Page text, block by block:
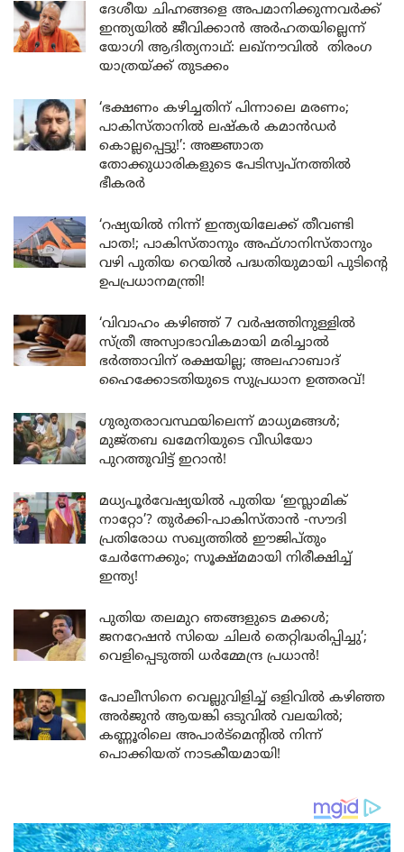
ദേശീയ ചിഹ്നങ്ങളെ അപമാനിക്കുന്നവർക്ക്
ഇന്ത്യയിൽ ജീവിക്കാൻ അർഹതയില്ലെന്ന്
യോഗി ആദിത്യനാഥ്: ലഖ്‌നൗവിൽ തിരംഗ
യാത്രയ്ക്ക് തുടക്കം
‘ഭക്ഷണം കഴിച്ചതിന് പിന്നാലെ മരണം;
പാകിസ്താനിൽ ലഷ്കർ കമാൻഡർ
കൊല്ലപ്പെട്ടു!’: അജ്ഞാത
തോക്കുധാരികളുടെ പേടിസ്വപ്നത്തിൽ
ഭീകരർ
‘റഷ്യയിൽ നിന്ന് ഇന്ത്യയിലേക്ക് തീവണ്ടി
പാത!; പാകിസ്താനും അഫ്ഗാനിസ്താനും
വഴി പുതിയ റെയിൽ പദ്ധതിയുമായി പുടിന്റെ
ഉപപ്രധാനമന്ത്രി!
‘വിവാഹം കഴിഞ്ഞ് 7 വർഷത്തിനുള്ളിൽ
സ്ത്രീ അസ്വാഭാവികമായി മരിച്ചാൽ
ഭർത്താവിന് രക്ഷയില്ല; അലഹാബാദ്
ഹൈക്കോടതിയുടെ സുപ്രധാന ഉത്തരവ്!
ഗുരുതരാവസ്ഥയിലെന്ന് മാധ്യമങ്ങൾ;
മുജ്തബ ഖമേനിയുടെ വീഡിയോ
പുറത്തുവിട്ട് ഇറാൻ!
മധ്യപൂർവേഷ്യയിൽ പുതിയ ‘ഇസ്ലാമിക്
നാറ്റോ’? തുർക്കി-പാകിസ്താൻ -സൗദി
പ്രതിരോധ സഖ്യത്തിൽ ഈജിപ്തും
ചേർന്നേക്കും; സൂക്ഷ്മമായി നിരീക്ഷിച്ച്
ഇന്ത്യ!
പുതിയ തലമുറ ഞങ്ങളുടെ മക്കൾ;
ജനറേഷൻ സിയെ ചിലർ തെറ്റിദ്ധരിപ്പിച്ചു’;
വെളിപ്പെടുത്തി ധർമ്മേന്ദ്ര പ്രധാൻ!
പോലീസിനെ വെല്ലുവിളിച്ച് ഒളിവിൽ കഴിഞ്ഞ
അർജുൻ ആയങ്കി ഒടുവിൽ വലയിൽ;
കണ്ണൂരിലെ അപാർട്മെന്റിൽ നിന്ന്
പൊക്കിയത് നാടകീയമായി!